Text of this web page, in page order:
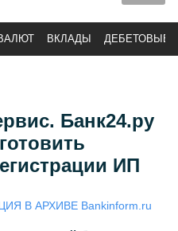
ВКЛАДЫ ДЕБЕТОВЫЕ
Банк24.ру
ИП
В АРХИВЕ Bankinform.ru